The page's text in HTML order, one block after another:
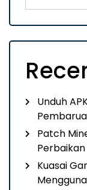
Unduh
Patch
Kuasai